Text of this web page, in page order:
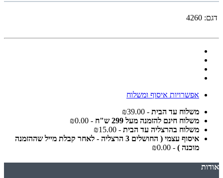
דגם: 4260
אפשרויות איסוף ומשלוח
משלוח עד הבית - ₪39.00
משלוח חינם להזמנה מעל 299 ש"ח
- ₪0.00
משלוח בהרצליה עד הבית - ₪15.00
איסוף עצמי ( החושלים 3 הרצליה - לאחר קבלת מייל שההזמנה
מוכנה ) - ₪0.00
אודות